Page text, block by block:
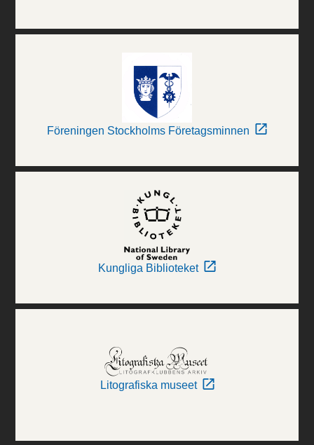
Föreningen Stockholms Företagsminnen
Kungliga Biblioteket
Litografiska museet